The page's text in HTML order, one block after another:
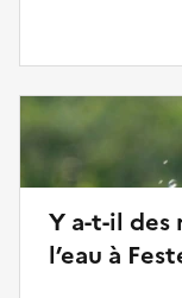
Y a-t-il des
l’eau à